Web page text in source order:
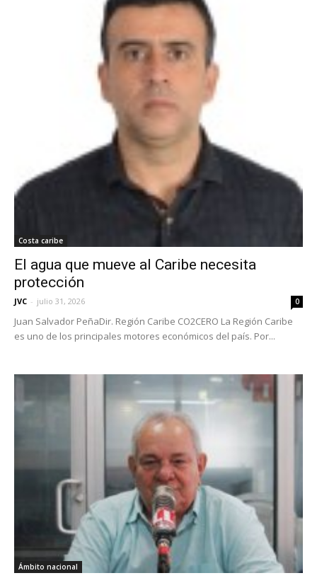
Costa caribe
El agua que mueve al Caribe necesita
protección
JVC - julio 31, 2026 0
Juan Salvador PeñaDir. Región Caribe CO2CERO La Región Caribe
es uno de los principales motores económicos del país. Por...
Ámbito nacional